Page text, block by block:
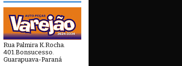
Rua Palmira K.Rocha.
401.Bonsucesso.
Guarapuava-Paraná